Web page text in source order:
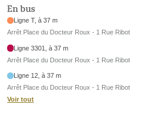
En bus
Ligne T, à 37 m
Arrêt Place du Docteur Roux - 1 Rue Ribot
Ligne 3301, à 37 m
Arrêt Place du Docteur Roux - 1 Rue Ribot
Ligne 12, à 37 m
Arrêt Place du Docteur Roux - 1 Rue Ribot
Voir tout